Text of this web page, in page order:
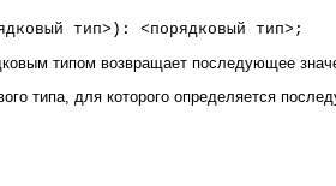
тип>): <порядковый тип>;
типом возвращает последующее
типа, для которого определяется